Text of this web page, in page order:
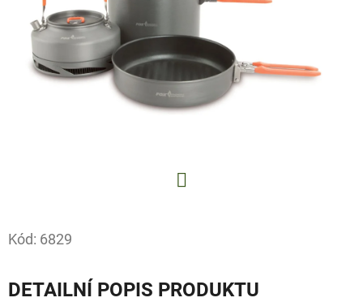
Kód: 6829
DETAILNÍ POPIS PRODUKTU